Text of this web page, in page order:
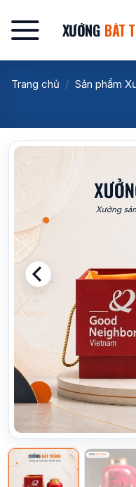
qua
nội
dung
XƯỞNG BÁT
Trang chủ / Sản phẩm